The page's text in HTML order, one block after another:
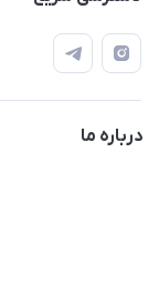
حضوری، با
حساب کاربری
اصطلاحات و مفاهیم
درباره ما